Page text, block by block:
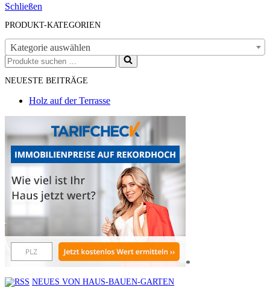
Schließen
PRODUKT-KATEGORIEN
Kategorie auswählen
Suchen
nach …
NEUESTE BEITRÄGE
Holz auf der Terrasse
*
NEUES VON HAUS-BAUEN-GARTEN